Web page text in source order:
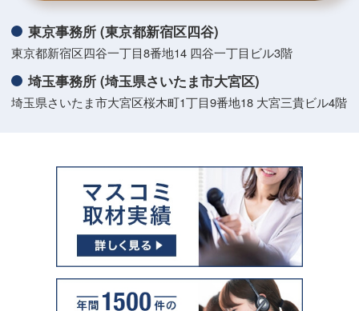
東京事務所 (東京都新宿区四谷)
東京都新宿区四谷一丁目8番地14 四谷一丁目ビル3階
埼玉事務所 (埼玉県さいたま市大宮区)
埼玉県さいたま市大宮区桜木町1丁目9番地18 大宮三貴ビル4階